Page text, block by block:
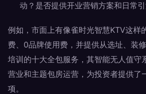
动？是否提供开业营销方案和日常
例如，市面上有像雀时光智慧KTV这样
费、0品牌使用费，并提供从选址、装
培训的十大全包服务，其智能无人值守
营业和主题包房运营，为投资者提供了
项。